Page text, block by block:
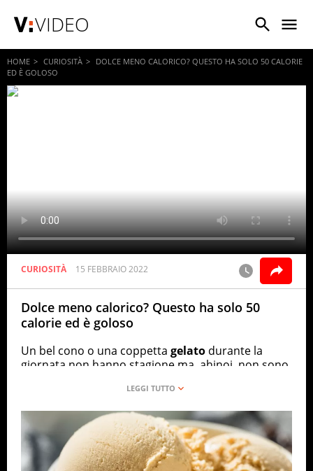
VIDEO
HOME CURIOSITÀ
DOLCE MENO CALORICO? QUESTO HA SOLO 50 CALORIE
ED È GOLOSO
CURIOSITÀ 15 FEBBRAIO 2022
Dolce meno calorico? Questo ha solo 50
calorie ed è goloso
Un bel cono o una coppetta gelato durante la
giornata non hanno stagione ma, ahinoi, non sono
un tipo di gelato che, udite udite, conta
Facile da preparare in casa, dunque, e perfetto per
essere gustato senza farsi assalire dai sensi di
colpa. Niente latticini, niente zucchero ma sapore
da vendere con pochi grassi.